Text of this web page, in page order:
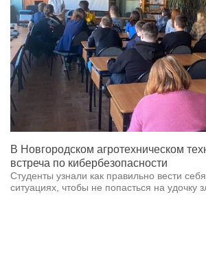
В Новгородском агротехническом
встреча по кибербезопасности
Студенты узнали как правильно вести
ситуациях, чтобы не попасться на удочку